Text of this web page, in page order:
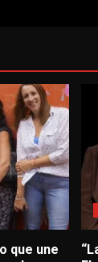
que une